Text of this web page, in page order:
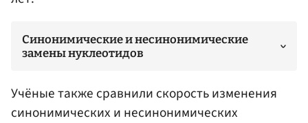
Синонимические и несинонимические
замены нуклеотидов
Учёные также сравнили скорость изменения
синонимических и несинонимических